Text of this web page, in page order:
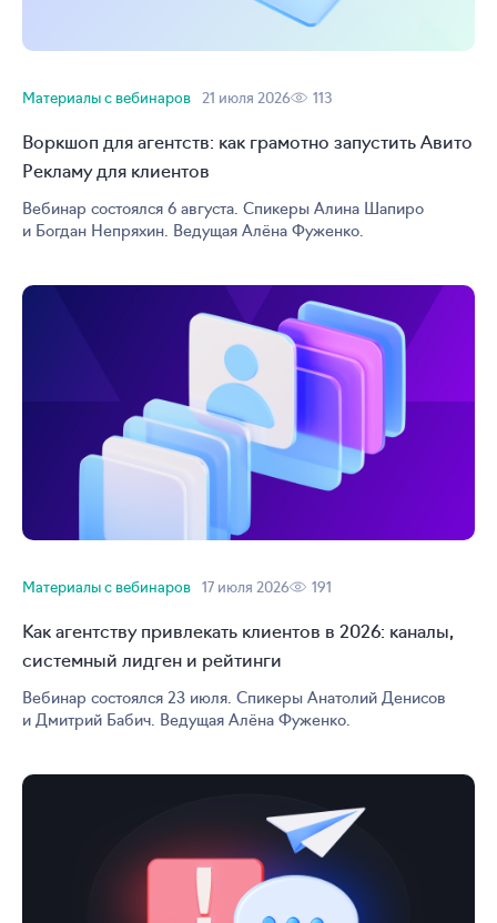
Материалы с вебинаров 21 июля 2026 113
Воркшоп для агентств: как грамотно запустить Авито
Рекламу для клиентов
Вебинар состоялся 6 августа. Спикеры Алина Шапиро
и Богдан Непряхин. Ведущая Алёна Фуженко.
Материалы с вебинаров 17 июля 2026 191
Как агентству привлекать клиентов в 2026: каналы,
системный лидген и рейтинги
Вебинар состоялся 23 июля. Спикеры Анатолий Денисов
и Дмитрий Бабич. Ведущая Алёна Фуженко.